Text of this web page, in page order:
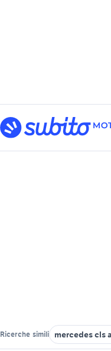
Ricerche simili mercedes cls